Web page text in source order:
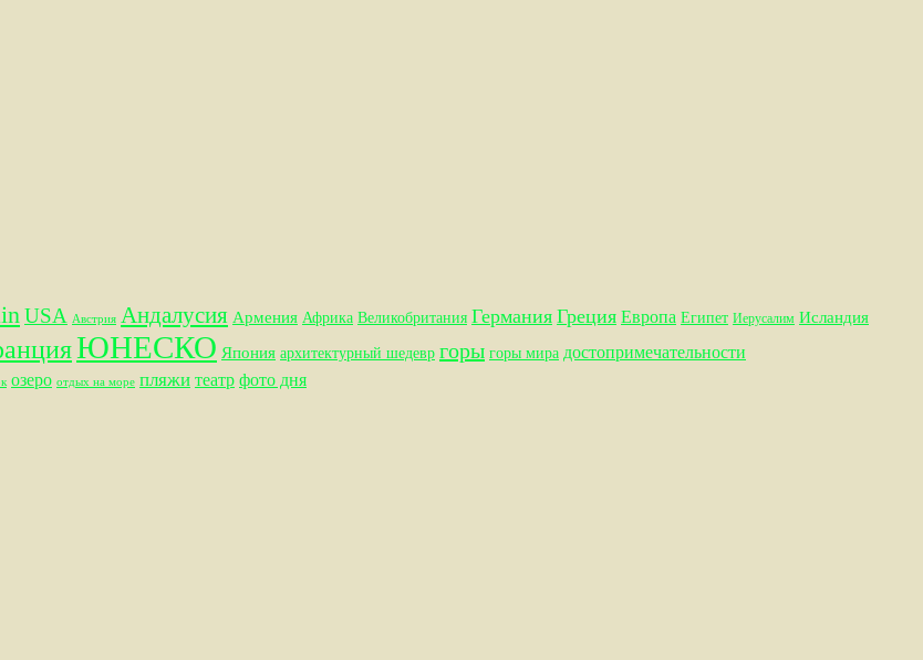
USA Австрия Андалусия Армения Африка Великобритания Германия Греция Европа Египет Иерусалим Исландия
ЮНЕСКО Япония архитектурный шедевр горы горы мира достопримечательности
озеро отдых на море пляжи театр фото дня